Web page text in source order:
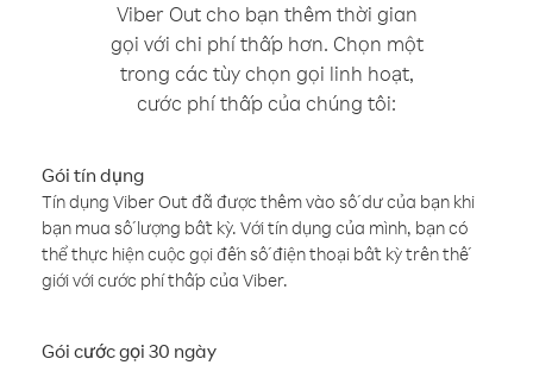
Viber Out cho bạn thêm thời gian
gọi với chi phí thấp hơn. Chọn một
trong các tùy chọn gọi linh hoạt,
cước phí thấp của chúng tôi:
Gói tín dụng
Tín dụng Viber Out đã được thêm vào số dư của bạn khi
bạn mua số lượng bất kỳ. Với tín dụng của mình, bạn có
thể thực hiện cuộc gọi đến số điện thoại bất kỳ trên thế
giới với cước phí thấp của Viber.
Gói cước gọi 30 ngày